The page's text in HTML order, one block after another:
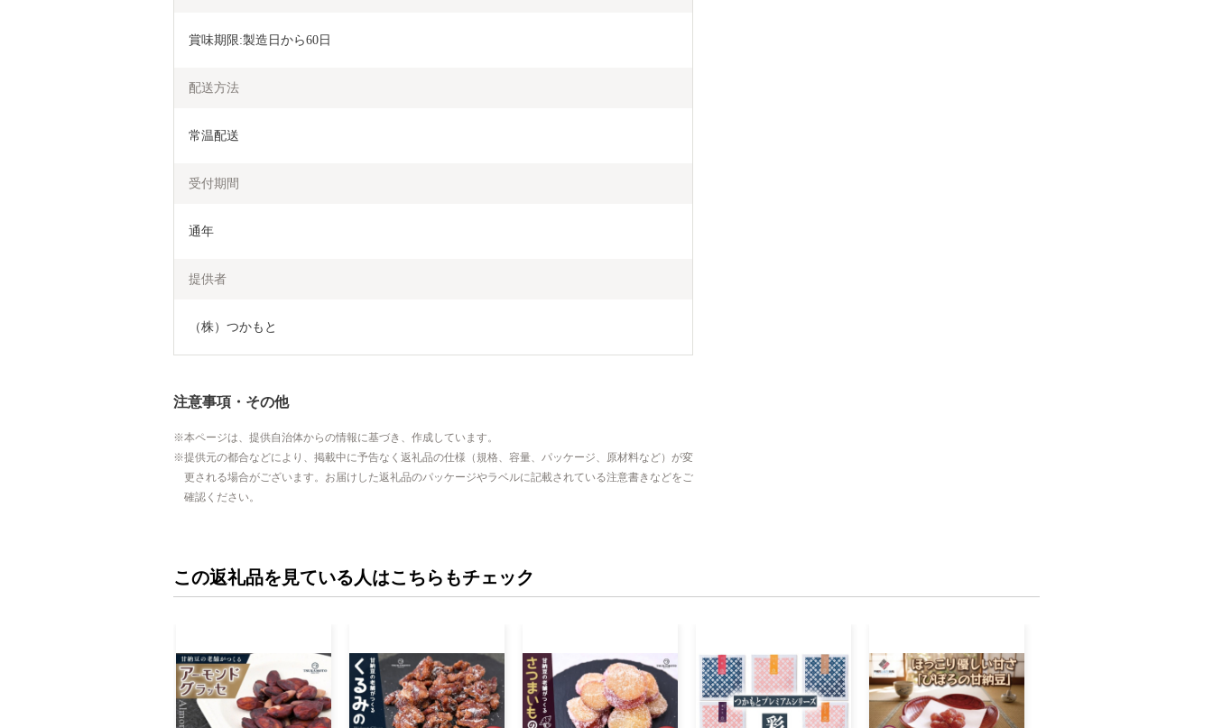
賞味期限:製造日から60日
配送方法
常温配送
受付期間
通年
提供者
（株）つかもと
注意事項・その他
本ページは、提供自治体からの情報に基づき、作成しています。
提供元の都合などにより、掲載中に予告なく返礼品の仕様（規格、容量、パッケージ、原材料など）が変
更される場合がございます。お届けした返礼品のパッケージやラベルに記載されている注意書きなどをご
確認ください。
この返礼品を見ている人はこちらもチェック